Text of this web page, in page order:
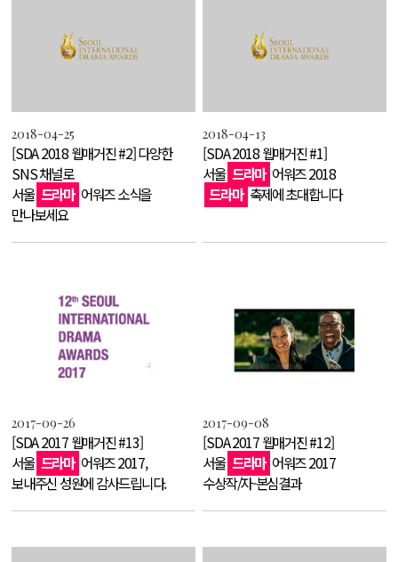
2018-04-25
[SDA 2018 웹매거진 #2] 다양한
SNS 채널로
서울 드라마 어워즈 소식을
만나보세요
2018-04-13
[SDA 2018 웹매거진 #1]
서울 드라마 어워즈 2018
드라마 축제에 초대합니다
2017-09-26
[SDA 2017 웹매거진 #13]
서울 드라마 어워즈 2017,
보내주신 성원에 감사드립니다.
2017-09-08
[SDA 2017 웹매거진 #12]
서울 드라마 어워즈 2017
수상작/자-본심결과